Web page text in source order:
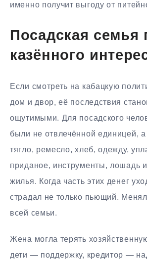
именно получит выгоду от
Посадская семья
казённого
Если смотреть на кабацкую
дом и двор, её последствия
ощутимыми. Для посадского
были не отвлечённой единицей,
тягло, ремесло, хлеб, одежду,
приданое, инструменты, лошадь
жилья. Когда часть этих денег
страдал не только пьющий.
всей семьи.
Жена могла терять
дети — поддержку, кредитор —